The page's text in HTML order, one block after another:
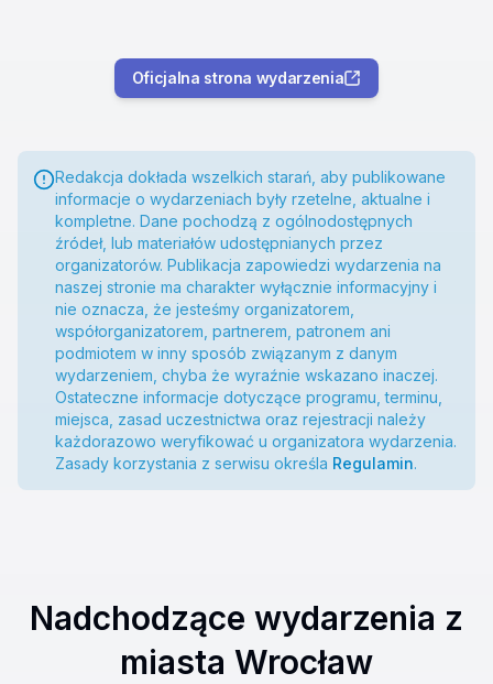
Oficjalna strona wydarzenia
Redakcja dokłada wszelkich starań, aby publikowane
informacje o wydarzeniach były rzetelne, aktualne i
kompletne. Dane pochodzą z ogólnodostępnych
źródeł, lub materiałów udostępnianych przez
organizatorów. Publikacja zapowiedzi wydarzenia na
naszej stronie ma charakter wyłącznie informacyjny i
nie oznacza, że jesteśmy organizatorem,
współorganizatorem, partnerem, patronem ani
podmiotem w inny sposób związanym z danym
wydarzeniem, chyba że wyraźnie wskazano inaczej.
Ostateczne informacje dotyczące programu, terminu,
miejsca, zasad uczestnictwa oraz rejestracji należy
każdorazowo weryfikować u organizatora wydarzenia.
Zasady korzystania z serwisu określa Regulamin.
Nadchodzące wydarzenia z
miasta Wrocław